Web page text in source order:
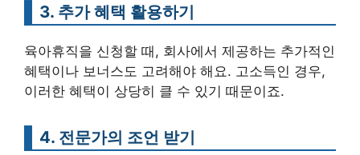
3. 추가 혜택 활용하기
육아휴직을 신청할 때, 회사에서 제공하는 추가적인
혜택이나 보너스도 고려해야 해요. 고소득인 경우,
이러한 혜택이 상당히 클 수 있기 때문이죠.
4. 전문가의 조언 받기